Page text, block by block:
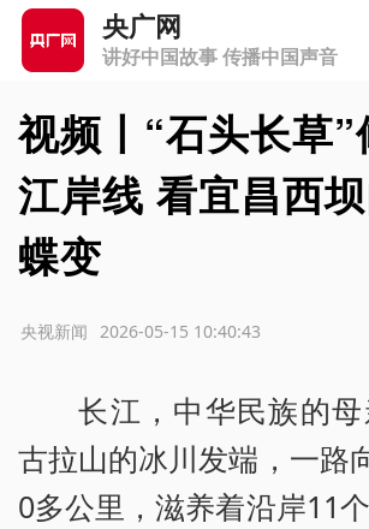
央广网
讲好中国故事 传播中国声音
视频丨“石头长草
江岸线 看宜昌西
蝶变
2026-05-15 10:40:43
央视新闻
长江，中华民族的
古拉山的冰川发端，一路
0多公里，滋养着沿岸11